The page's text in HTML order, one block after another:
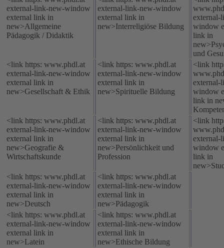
external-link-new-window
external link in
new>Allgemeine
Pädagogik / Didaktik
external-link-new-window
external link in
new>Interreligiöse Bildung
external-
window
link in
und
<link https: www.phdl.at
external-link-new-window
external link in
new>Gesellschaft & Ethik
<link https: www.phdl.at
external-link-new-window
external link in
new>Spirituelle Bildung
<link
external-
window
link in
<link https: www.phdl.at
external-link-new-window
external link in
new>Geografie &
Wirtschaftskunde
<link https: www.phdl.at
external-link-new-window
external link in
new>Persönlichkeit und
Profession
<link
external-
window
link in
<link https: www.phdl.at
external-link-new-window
external link in
new>Deutsch
<link https: www.phdl.at
external-link-new-window
external link in
new>Pädagogik
<link https: www.phdl.at
external-link-new-window
external link in
new>Latein
<link https: www.phdl.at
external-link-new-window
external link in
new>Ethische Bildung